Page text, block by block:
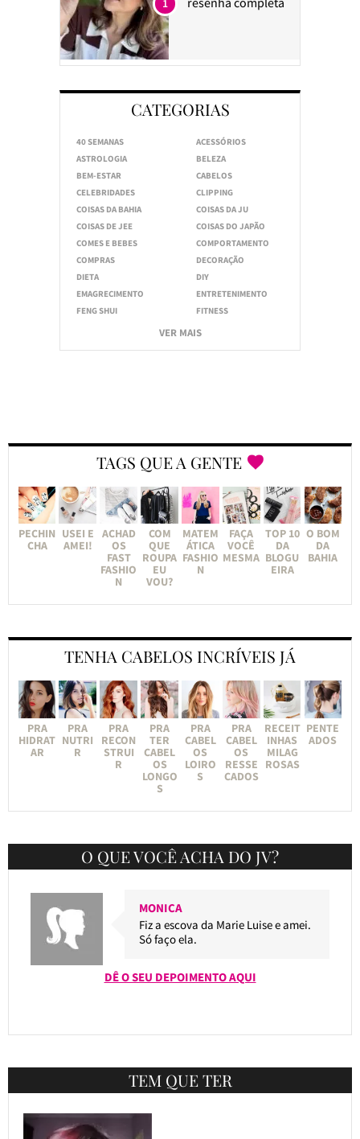
CATEGORIAS
40 SEMANAS
ACESSÓRIOS
ASTROLOGIA
BELEZA
BEM-ESTAR
CABELOS
CELEBRIDADES
CLIPPING
COISAS DA BAHIA
COISAS DA JU
COISAS DE JEE
COISAS DO JAPÃO
COMES E BEBES
COMPORTAMENTO
COMPRAS
DECORAÇÃO
DIETA
DIY
EMAGRECIMENTO
ENTRETENIMENTO
FENG SHUI
FITNESS
VER MAIS
TAGS QUE A GENTE
PECHIN
CHA
USEI E
AMEI!
ACHAD
OS
FAST
FASHIO
N
COM
QUE
ROUPA
EU
VOU?
MATEM
ÁTICA
FASHIO
N
FAÇA
VOCÊ
MESMA
TOP 10
DA
BLOGU
EIRA
O BOM
DA
BAHIA
TENHA CABELOS INCRÍVEIS JÁ
PRA
HIDRAT
AR
PRA
NUTRI
R
PRA
RECON
STRUI
R
PRA
TER
CABEL
OS
LONGO
S
PRA
CABEL
OS
LOIRO
S
PRA
CABEL
OS
RESSE
CADOS
RECEIT
INHAS
MILAG
ROSAS
PENTE
ADOS
O QUE VOCÊ ACHA DO JV?
MONICA
Fiz a escova da Marie Luise e amei.
Só faço ela.
DÊ O SEU DEPOIMENTO AQUI
TEM QUE TER